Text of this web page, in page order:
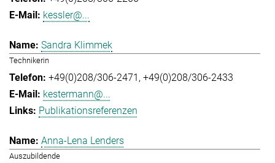
kessler@...
Sandra Klimmek
Technikerin
+49(0)208/306-2471 +49(0)208/306-2433
kestermann@...
Publikationsreferenzen
Anna-Lena Lenders
Auszubildende